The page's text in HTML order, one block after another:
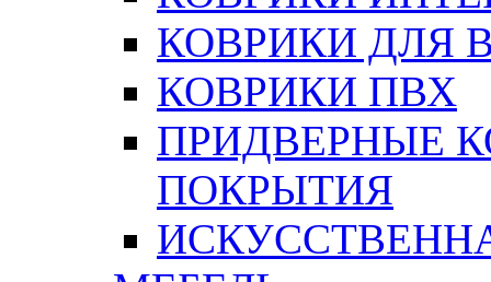
КОВРИКИ ДЛЯ
КОВРИКИ ПВХ
ПРИДВЕРНЫЕ
ПОКРЫТИЯ